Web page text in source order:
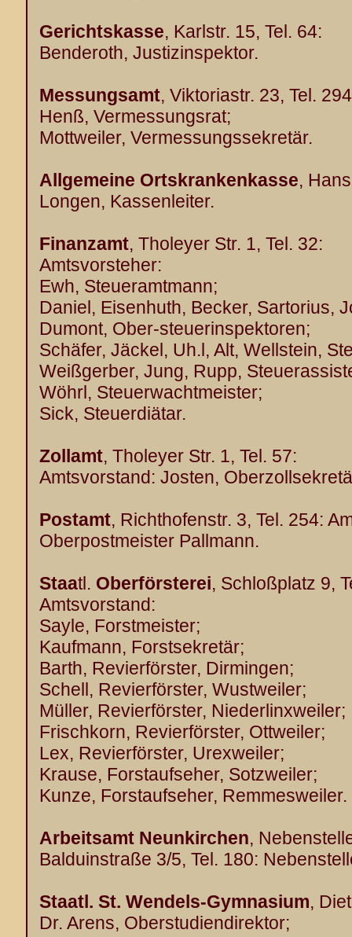
Gerichtskasse, Karlstr. 15, Tel. 64:
Benderoth, Justizinspektor.
Messungsamt, Viktoriastr. 23, Tel.
Henß, Vermessungsrat;
Mottweiler, Vermessungssekretär.
Allgemeine Ortskrankenkasse,
Longen, Kassenleiter.
Finanzamt, Tholeyer Str. 1, Tel. 32:
Amtsvorsteher:
Ewh, Steueramtmann;
Daniel, Eisenhuth, Becker, Sartorius,
Dumont, Ober-steuerinspektoren;
Schäfer, Jäckel, Uh.l, Alt, Wellstein,
Weißgerber, Jung, Rupp,
Wöhrl, Steuerwachtmeister;
Sick, Steuerdiätar.
Zollamt, Tholeyer Str. 1, Tel. 57:
Amtsvorstand: Josten,
Postamt, Richthofenstr. 3, Tel. 254:
Oberpostmeister Pallmann.
Staatl. Oberförsterei, Schloßplatz 9,
Amtsvorstand:
Sayle, Forstmeister;
Kaufmann, Forstsekretär;
Barth, Revierförster, Dirmingen;
Schell, Revierförster, Wustweiler;
Müller, Revierförster, Niederlinxweiler;
Frischkorn, Revierförster, Ottweiler;
Lex, Revierförster, Urexweiler;
Krause, Forstaufseher, Sotzweiler;
Kunze, Forstaufseher, Remmesweiler.
Arbeitsamt Neunkirchen,
Balduinstraße 3/5, Tel. 180:
Staatl. St. Wendels-Gymnasium,
Dr. Arens, Oberstudiendirektor;